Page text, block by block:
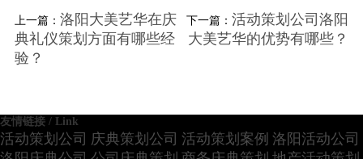
上一篇： 洛阳大美艺华在庆
典礼仪策划方面有哪些经
验？
下一篇：活动策划公司洛阳
大美艺华的优势有哪些？
友情链接 / Link
活动策划公司 庆典策划公司 活动策划案例 洛阳活动公司